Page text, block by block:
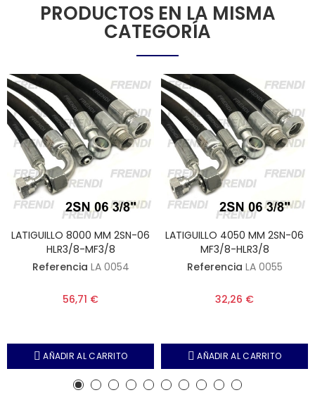
PRODUCTOS EN LA MISMA
CATEGORÍA
LATIGUILLO 8000 MM 2SN-06
HLR3/8-MF3/8
Referencia LA 0054
56,71 €
AÑADIR AL CARRITO
LATIGUILLO 4050 MM 2SN-06
MF3/8-HLR3/8
Referencia LA 0055
32,26 €
AÑADIR AL CARRITO